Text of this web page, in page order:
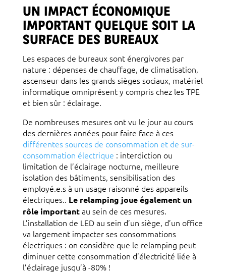
UN IMPACT ÉCONOMIQUE
IMPORTANT QUELQUE SOIT LA
SURFACE DES BUREAUX
Les espaces de bureaux sont énergivores par
nature : dépenses de chauffage, de climatisation,
ascenseur dans les grands sièges sociaux, matériel
informatique omniprésent y compris chez les TPE
et bien sûr : éclairage.
De nombreuses mesures ont vu le jour au cours
des dernières années pour faire face à ces
différentes sources de consommation et de sur-
consommation électrique : interdiction ou
limitation de l’éclairage nocturne, meilleure
isolation des bâtiments, sensibilisation des
employé.e.s à un usage raisonné des appareils
électriques.. Le relamping joue également un
rôle importantau sein de ces mesures.
L’installation de LED au sein d’un siège, d’un office
va largement impacter ses consommations
électriques : on considère que le relamping peut
diminuer cette consommation d’électricité liée à
l’éclairage jusqu’à -80% !